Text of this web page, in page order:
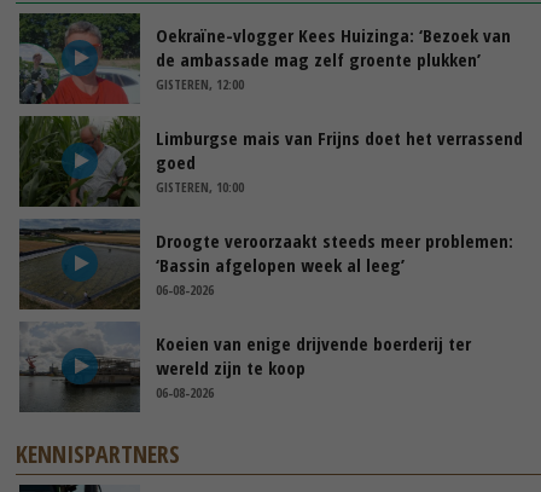
Oekraïne-vlogger Kees Huizinga: ‘Bezoek van
de ambassade mag zelf groente plukken’
GISTEREN, 12:00
Limburgse mais van Frijns doet het verrassend
goed
GISTEREN, 10:00
Droogte veroorzaakt steeds meer problemen:
‘Bassin afgelopen week al leeg’
06-08-2026
Koeien van enige drijvende boerderij ter
wereld zijn te koop
06-08-2026
KENNISPARTNERS